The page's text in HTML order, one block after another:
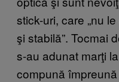
stick-uri, care „nu
şi stabilă”. Tocmai
s-au adunat marţi
compună